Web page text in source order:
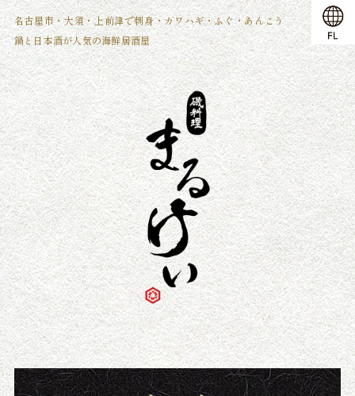
名古屋市・大須・上前津で刺身・カワハギ・ふぐ・あんこう
鍋と日本酒が人気の海鮮居酒屋 ホーム
昼の部
夜の部
お品書き 鍋料理
ご宴会
お席のご案内
よくあるご質問
店舗情報
地図 新着情報